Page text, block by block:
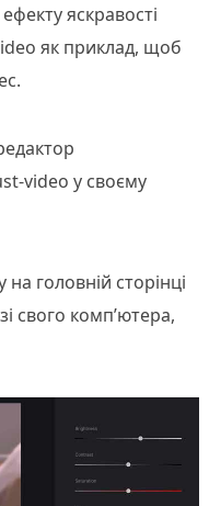
яскравості
як приклад, щоб
video у своєму
головній сторінці
свого комп’ютера,